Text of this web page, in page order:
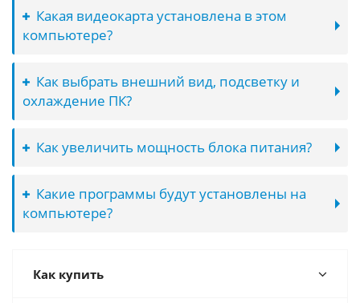
Какая видеокарта установлена в этом
компьютере?
Как выбрать внешний вид, подсветку и
охлаждение ПК?
Как увеличить мощность блока питания?
Какие программы будут установлены на
компьютере?
Как купить